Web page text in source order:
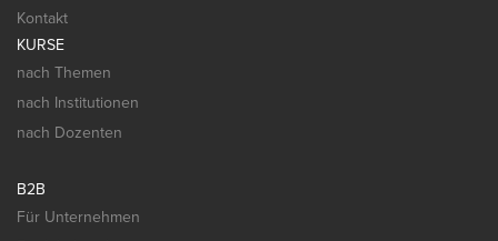
Kontakt
KURSE
nach Themen
nach Institutionen
nach Dozenten
B2B
Für Unternehmen